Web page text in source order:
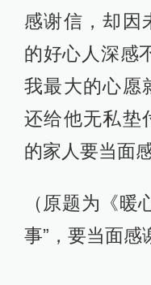
感谢信，却因
的好心人深感
我最大的心愿
还给他无私垫
的家人要当面
（原题为《暖
事”，要当面感